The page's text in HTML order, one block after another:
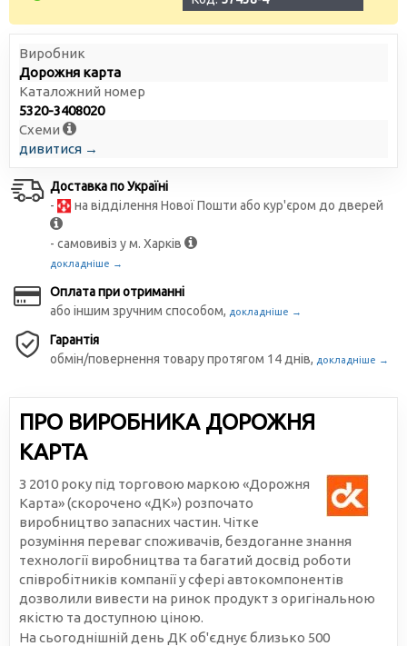
Виробник
Дорожня карта
Каталожний номер
5320-3408020
Схеми
дивитися →
Доставка по Україні
-
на відділення Нової Пошти або кур'єром до дверей
- самовивіз у м. Харків
докладніше →
Оплата при отриманні
або іншим зручним способом, докладніше →
Гарантія
обмін/повернення товару протягом 14 днів, докладніше →
ПРО ВИРОБНИКА ДОРОЖНЯ
КАРТА
З 2010 року під торговою маркою «Дорожня
Карта» (скорочено «ДК») розпочато
виробництво запасних частин. Чітке
розуміння переваг споживачів, бездоганне знання
технології виробництва та багатий досвід роботи
співробітників компанії у сфері автокомпонентів
дозволили вивести на ринок продукт з оригінальною
якістю та доступною ціною.
На сьогоднішній день ДК об'єднує близько 500